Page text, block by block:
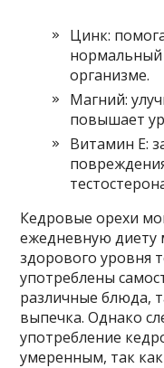
Цинк:
нормальный
организме.
Магний:
повышает
Витамин Е:
Кедровые орехи
ежедневную диету
здорового уровня
употреблены
различные блюда,
выпечка. Однако
употребление
умеренным, так